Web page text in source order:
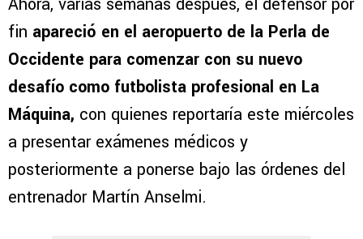
fin apareció en el aeropuerto de la Perla de
Occidente para comenzar con su nuevo
desafío como futbolista profesional en La
Máquina, con quienes reportaría este miércoles
a presentar exámenes médicos y
posteriormente a ponerse bajo las órdenes del
entrenador Martín Anselmi.